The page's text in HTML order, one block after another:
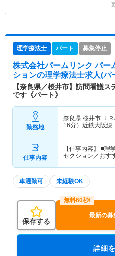
理学療法士 パート 募集停止
株式会社パームリンク パー
ションの理学療法士求人(パ
【奈良県／桜井市】訪問看護
です《パート》
勤務地
奈良県 桜井市 Ｊ
16分）近鉄大阪線
仕事内容
【仕事内容】 ■理学療法
セクション／おす
車通勤可 未経験OK
保存する
最新の募
詳細